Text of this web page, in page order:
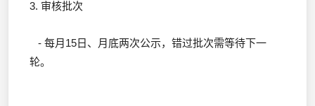
3. 审核批次
- 每月15日、月底两次公示，错过批次需等待下一
轮。